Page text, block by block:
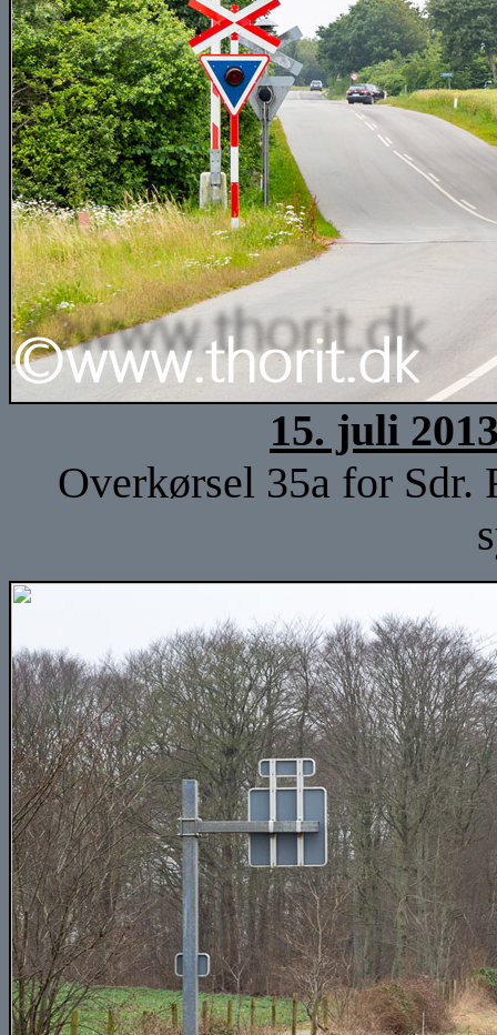
15. juli
Overkørsel 35a for